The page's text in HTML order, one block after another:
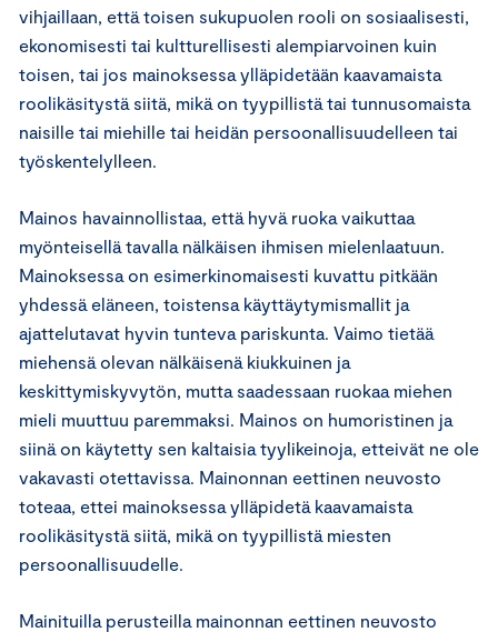
vihjaillaan, että toisen sukupuolen rooli on sosiaalisesti,
ekonomisesti tai kultturellisesti alempiarvoinen kuin
toisen, tai jos mainoksessa ylläpidetään kaavamaista
roolikäsitystä siitä, mikä on tyypillistä tai tunnusomaista
naisille tai miehille tai heidän persoonallisuudelleen tai
työskentelylleen.
Mainos havainnollistaa, että hyvä ruoka vaikuttaa
myönteisellä tavalla nälkäisen ihmisen mielenlaatuun.
Mainoksessa on esimerkinomaisesti kuvattu pitkään
yhdessä eläneen, toistensa käyttäytymismallit ja
ajattelutavat hyvin tunteva pariskunta. Vaimo tietää
miehensä olevan nälkäisenä kiukkuinen ja
keskittymiskyvytön, mutta saadessaan ruokaa miehen
mieli muuttuu paremmaksi. Mainos on humoristinen ja
siinä on käytetty sen kaltaisia tyylikeinoja, etteivät ne ole
vakavasti otettavissa. Mainonnan eettinen neuvosto
toteaa, ettei mainoksessa ylläpidetä kaavamaista
roolikäsitystä siitä, mikä on tyypillistä miesten
persoonallisuudelle.
Mainituilla perusteilla mainonnan eettinen neuvosto